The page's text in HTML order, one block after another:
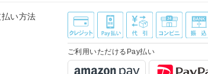
い方法
ご利用いただけるPay払い